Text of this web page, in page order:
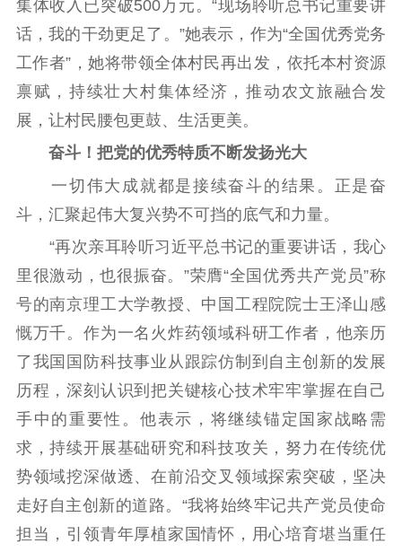
集体收入已突破500万元。“现场聆听总书记重要讲
话，我的干劲更足了。”她表示，作为“全国优秀党务
工作者”，她将带领全体村民再出发，依托本村资源
禀赋，持续壮大村集体经济，推动农文旅融合发
展，让村民腰包更鼓、生活更美。
奋斗！把党的优秀特质不断发扬光大
一切伟大成就都是接续奋斗的结果。正是奋
斗，汇聚起伟大复兴势不可挡的底气和力量。
“再次亲耳聆听习近平总书记的重要讲话，我心
里很激动，也很振奋。”荣膺“全国优秀共产党员”称
号的南京理工大学教授、中国工程院院士王泽山感
慨万千。作为一名火炸药领域科研工作者，他亲历
了我国国防科技事业从跟踪仿制到自主创新的发展
历程，深刻认识到把关键核心技术牢牢掌握在自己
手中的重要性。他表示，将继续锚定国家战略需
求，持续开展基础研究和科技攻关，努力在传统优
势领域挖深做透、在前沿交叉领域探索突破，坚决
走好自主创新的道路。“我将始终牢记共产党员使命
担当，引领青年厚植家国情怀，用心培育堪当重任